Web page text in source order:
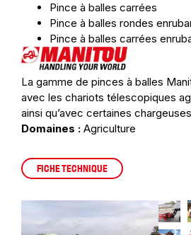
Pince à balles carrées
Pince à balles rondes
Pince à balles carrées
La gamme de pinces à balles
avec les chariots télescopiques
ainsi qu’avec certaines
Domaines : Agriculture
FICHE TECHNIQUE